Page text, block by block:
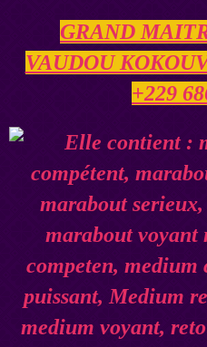
GRAND
VAUDOU
+229